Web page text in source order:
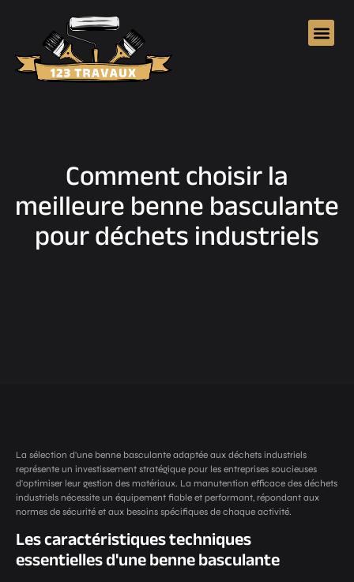
Comment choisir la
meilleure benne basculante
pour déchets industriels
La sélection d'une benne basculante adaptée aux déchets industriels
représente un investissement stratégique pour les entreprises soucieuses
d'optimiser leur gestion des matériaux. La manutention efficace des déchets
industriels nécessite un équipement fiable et performant, répondant aux
normes de sécurité et aux besoins spécifiques de chaque activité.
Les caractéristiques techniques
essentielles d'une benne basculante